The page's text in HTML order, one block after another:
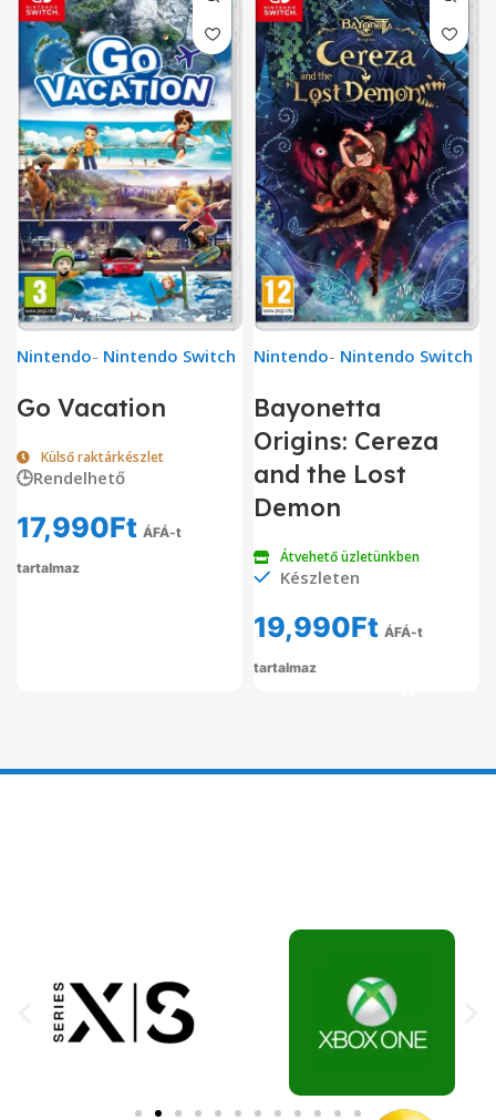
Nintendo- Nintendo Switch
Go Vacation
Külső raktárkészlet
🕒Rendelhető
17,990Ft ÁFÁ-t
tartalmaz
Nintendo- Nintendo Switch
Bayonetta
Origins: Cereza
and the Lost
Demon
Átvehető üzletünkben
Készleten
19,990Ft ÁFÁ-t
tartalmaz